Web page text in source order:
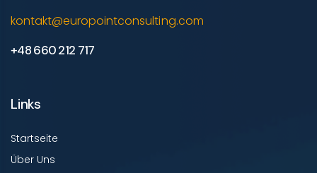
kontakt@europointconsulting.com
+48 660 212 717
Links
Startseite
Über Uns